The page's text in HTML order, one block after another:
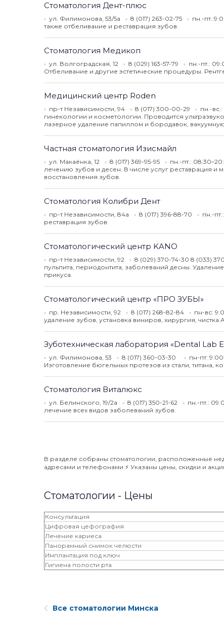
Стоматология Дент-плюс
ул. Филимонова, 53/5а 8 (017) 263-02-75 пн.-
также отбеливание и реставрация зубов.
Стоматология Медикоп
ул. Волгоградская, 12 8 (029) 163-57-79 пн.-пт.:
Отбеливание и другие эстетические процедуры.
Медицинский центр Roden
пр-т Независимости, 94 8 (017) 300-00-29 пн.-
гинекологии и косметологии. Проводится
лазерное удаление папиллом и бородавок, вакуумную
Частная стоматология Изисмайл
ул. Макаёнка, 12 8 (017) 369-95-95 пн.-пт.:
лечению зубов и десен. В числе услуг реставрация
восстановления зубов.
Стоматология Колибри Дент
пр-т Независимости, 84а 8 (017) 396-88-70 пн.-
реставрация зубов.
Стоматологический центр KANO
пр-т Независимости, 92 8 (029) 370-74-30 8 (033)
пульпита, периодонтита, заболеваний десны.
прикуса.
Стоматологический центр «ПРО ЗУБЫ»
пр. Независимости, 92 8 (017) 268-82-84 пн-вс:
удаление зубов, установка виниров, хирургия,
Зуботехническая лаборатория «Dental Lab
ул. Филимонова, 53 8 (017) 360-03-30 пн-пт:
Изготовление бюгельных протезов из стали, титана,
Стоматология Виталюкс
ул. Белинского, 19/2а 8 (017) 350-21-62 пн.-пт.:
лечение всех видов заболеваний зубов.
В разделе собраны стоматологии, расположенные
адресами и телефонами ⚡️ Указаны цены, скидки и
Стоматологии - Цены
Консультация
Цифровая цефография
Лечение кариеса
Панорамный снимок челюсти
Имплантация под ключ
Гигиена полости рта
Все стоматологии Минска